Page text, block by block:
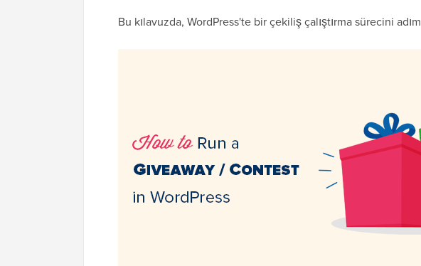
Bu kılavuzda, WordPress'te bir çekiliş çalıştırma sürecini